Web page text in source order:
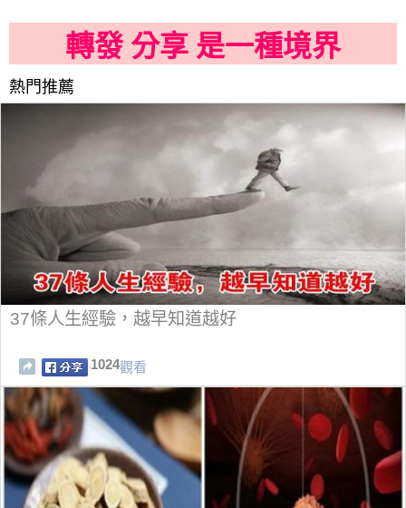
轉發 分享 是一種境界
熱門推薦
37條人生經驗，越早知道越好
1024觀看